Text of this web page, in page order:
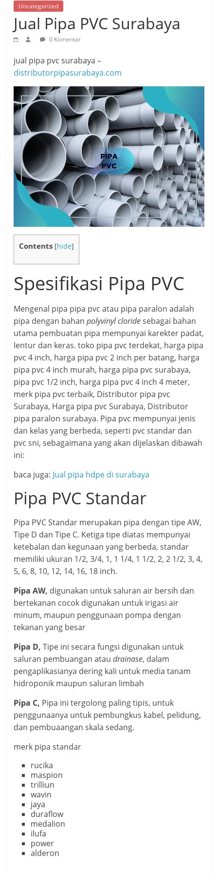
Uncategorized
Jual Pipa PVC Surabaya
0 Komentar
jual pipa pvc surabaya –
distributorpipasurabaya.com
Contents [hide]
Spesifikasi Pipa PVC
Mengenal pipa pipa pvc atau pipa paralon adalah
pipa dengan bahanpolyvinyl cloridesebagai bahan
utama pembuatan pipa mempunyai karekter padat,
lentur dan keras. toko pipa pvc terdekat, harga pipa
pvc 4 inch, harga pipa pvc 2 inch per batang, harga
pipa pvc 4 inch murah, harga pipa pvc surabaya,
pipa pvc 1/2 inch, harga pipa pvc 4 inch 4 meter,
merk pipa pvc terbaik, Distributor pipa pvc
Surabaya, Harga pipa pvc Surabaya, Distributor
pipa paralon surabaya. Pipa pvc mempunyai jenis
dan kelas yang berbeda, seperti pvc standar dan
pvc sni, sebagaimana yang akan dijelaskan dibawah
ini:
baca juga: Jual pipa hdpe di surabaya
Pipa PVC Standar
Pipa PVC Standar merupakan pipa dengan tipe AW,
Tipe D dan Tipe C. Ketiga tipe diatas mempunyai
ketebalan dan kegunaan yang berbeda, standar
memiliki ukuran 1/2, 3/4, 1, 1 1/4, 1 1/2, 2, 2 1/2, 3, 4,
5, 6, 8, 10, 12, 14, 16, 18 inch.
Pipa AW, digunakan untuk saluran air bersih dan
bertekanan cocok digunakan untuk irigasi air
minum, maupun penggunaan pompa dengan
tekanan yang besar
Pipa D, Tipe ini secara fungsi digunakan untuk
saluran pembuangan ataudrainase, dalam
pengaplikasianya dering kali untuk media tanam
hidroponik maupun saluran limbah
Pipa C, Pipa ini tergolong paling tipis, untuk
penggunaanya untuk pembungkus kabel, pelidung,
dan pembuaangan skala sedang.
merk pipa standar
rucika
maspion
trilliun
wavin
jaya
duraflow
medalion
ilufa
power
alderon